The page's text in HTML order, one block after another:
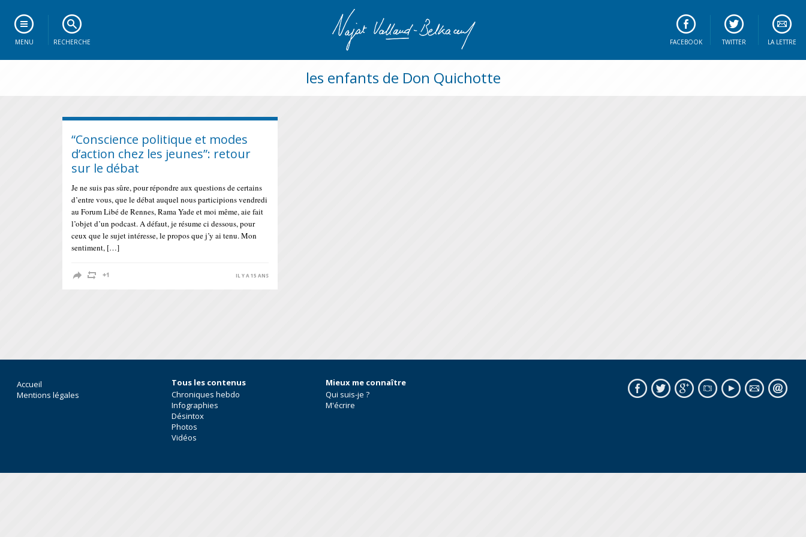
MENU RECHERCHE LA LETTRE
TWITTER
FACEBOOK
les enfants de Don Quichotte
“Conscience politique et modes
d’action chez les jeunes”: retour
sur le débat
Je ne suis pas sûre, pour répondre aux questions de certains
d’entre vous, que le débat auquel nous participions vendredi
au Forum Libé de Rennes, Rama Yade et moi même, aie fait
l’objet d’un podcast. A défaut, je résume ci dessous, pour
ceux que le sujet intéresse, le propos que j’y ai tenu. Mon
sentiment, […]
IL Y A 15 ANS
Accueil
Mentions légales
Tous les contenus
Chroniques hebdo
Infographies
Désintox
Photos
Vidéos
Mieux me connaître
Qui suis-je ?
M'écrire